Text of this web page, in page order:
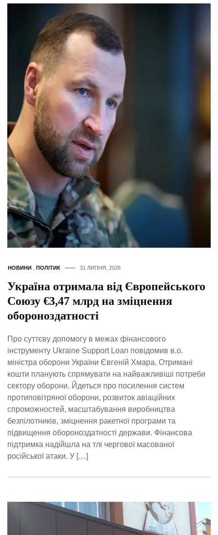
НОВИНИ ПОЛІТИК 31 ЛИПНЯ, 2026
Україна отримала від Європейського
Союзу €3,47 млрд на зміцнення
обороноздатності
Про суттєву допомогу в межах фінансового
інструменту Ukraine Support Loan повідомив в.о.
міністра оборони України Євгеній Хмара. Отримані
кошти планують спрямувати на найважливіші потреби
сектору оборони. Йдеться про посилення систем
протиповітряної оборони, розвиток авіаційних
спроможностей, масштабування виробництва
безпілотників, зміцнення ракетної програми та
підвищення обороноздатності держави. Фінансова
підтримка надійшла на тлі чергової масованої
російської атаки. У […]